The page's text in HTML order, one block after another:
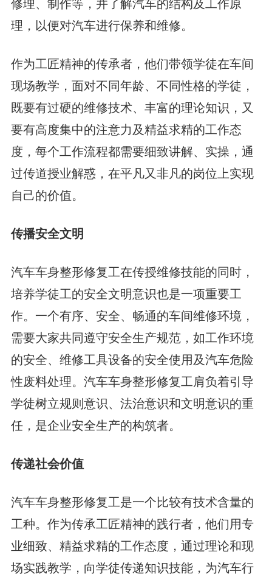
修理、制作等，并了解汽车的结构及工作原
理，以便对汽车进行保养和维修。
作为工匠精神的传承者，他们带领学徒在车间
现场教学，面对不同年龄、不同性格的学徒，
既要有过硬的维修技术、丰富的理论知识，又
要有高度集中的注意力及精益求精的工作态
度，每个工作流程都需要细致讲解、实操，通
过传道授业解惑，在平凡又非凡的岗位上实现
自己的价值。
传播安全文明
汽车车身整形修复工在传授维修技能的同时，
培养学徒工的安全文明意识也是一项重要工
作。一个有序、安全、畅通的车间维修环境，
需要大家共同遵守安全生产规范，如工作环境
的安全、维修工具设备的安全使用及汽车危险
性废料处理。汽车车身整形修复工肩负着引导
学徒树立规则意识、法治意识和文明意识的重
任，是企业安全生产的构筑者。
传递社会价值
汽车车身整形修复工是一个比较有技术含量的
工种。作为传承工匠精神的践行者，他们用专
业细致、精益求精的工作态度，通过理论和现
场实践教学，向学徒传递知识技能，为汽车行